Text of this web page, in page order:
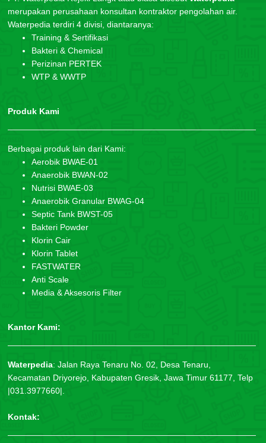
merupakan perusahaan konsultan kontraktor pengolahan air.
Waterpedia terdiri 4 divisi, diantaranya:
Training & Sertifikasi
Bakteri & Chemical
Perizinan PERTEK
WTP & WWTP
Produk Kami
Berbagai produk lain dari Kami:
Aerobik BWAE-01
Anaerobik BWAN-02
Nutrisi BWAE-03
Anaerobik Granular BWAG-04
Septic Tank BWST-05
Bakteri Powder
Klorin Cair
Klorin Tablet
FASTWATER
Anti Scale
Media & Aksesoris Filter
Kantor Kami:
Waterpedia: Jalan Raya Tenaru No. 02, Desa Tenaru,
Kecamatan Driyorejo, Kabupaten Gresik, Jawa Timur 61177, Telp
|031.3977660|.
Kontak: